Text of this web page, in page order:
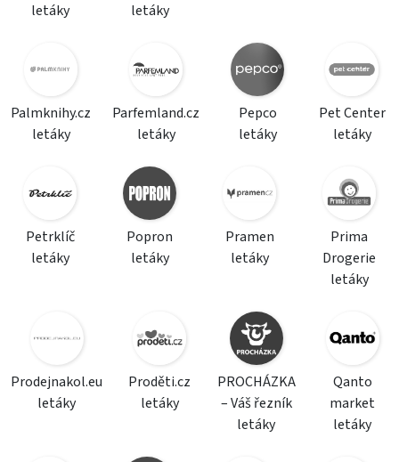
letáky
letáky
Palmknihy.cz
letáky
Parfemland.cz
letáky
Pepco
letáky
Pet Center
letáky
Petrklíč
letáky
Popron
letáky
Pramen
letáky
Prima
Drogerie
letáky
Prodejnakol.eu
letáky
Proděti.cz
letáky
PROCHÁZKA
– Váš řezník
letáky
Qanto
market
letáky